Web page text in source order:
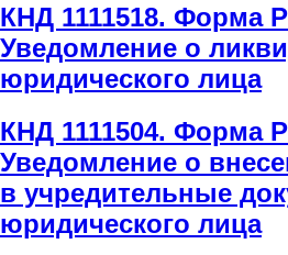
КНД 1111518. Форма
Уведомление о
юридического лица
КНД 1111504. Форма
Уведомление о
в учредительные
юридического лица